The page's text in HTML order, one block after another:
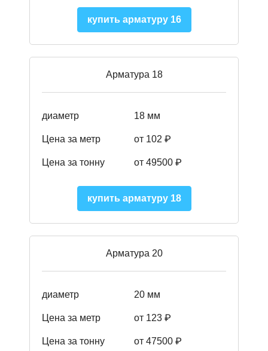
купить арматуру 16
Арматура 18
диаметр 18 мм
Цена за метр от 102 ₽
Цена за тонну от 49500 ₽
купить арматуру 18
Арматура 20
диаметр 20 мм
Цена за метр от 123 ₽
Цена за тонну от 47500 ₽